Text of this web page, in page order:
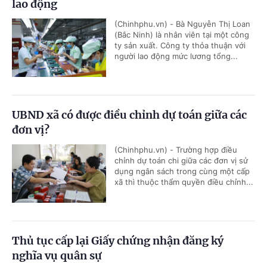
lao động
(Chinhphu.vn) - Bà Nguyễn Thị Loan
(Bắc Ninh) là nhân viên tại một công
ty sản xuất. Công ty thỏa thuận với
người lao động mức lương tổng...
UBND xã có được điều chỉnh dự toán giữa các
đơn vị?
(Chinhphu.vn) - Trường hợp điều
chỉnh dự toán chi giữa các đơn vị sử
dụng ngân sách trong cùng một cấp
xã thì thuộc thẩm quyền điều chỉnh...
Thủ tục cấp lại Giấy chứng nhận đăng ký
nghĩa vụ quân sự